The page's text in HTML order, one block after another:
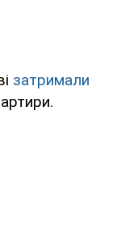
затримали